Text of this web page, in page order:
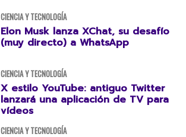
CIENCIA Y TECNOLOGÍA
Elon Musk lanza XChat, su desafío
(muy directo) a WhatsApp
CIENCIA Y TECNOLOGÍA
X estilo YouTube: antiguo Twitter
lanzará una aplicación de TV para
vídeos
CIENCIA Y TECNOLOGÍA